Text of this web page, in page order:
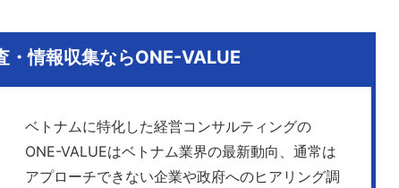
・情報収集ならONE-VALUE
ベトナムに特化した経営コンサルティングの
ONE-VALUEはベトナム業界の最新動向、通常は
アプローチできない企業や政府へのヒアリング調